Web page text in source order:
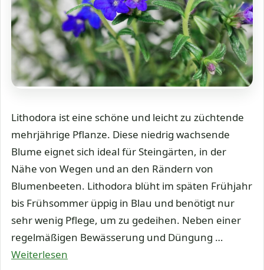
Lithodora ist eine schöne und leicht zu züchtende
mehrjährige Pflanze. Diese niedrig wachsende
Blume eignet sich ideal für Steingärten, in der
Nähe von Wegen und an den Rändern von
Blumenbeeten. Lithodora blüht im späten Frühjahr
bis Frühsommer üppig in Blau und benötigt nur
sehr wenig Pflege, um zu gedeihen. Neben einer
regelmäßigen Bewässerung und Düngung …
Weiterlesen